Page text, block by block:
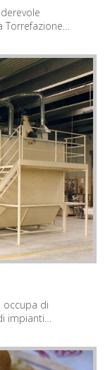
Torrefazione…
occupa di
impianti…